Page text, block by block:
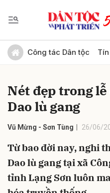
Công tác Dân tộc
Nét đẹp trong
Dao lù gang
Vũ Mừng - Sơn Tùng 26/06/
Từ bao đời nay, nghi
Dao lù gang tại xã
tỉnh Lạng Sơn luôn
Gửi bình luận